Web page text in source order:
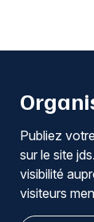
Publiez
sur le site
visibilité
visiteurs